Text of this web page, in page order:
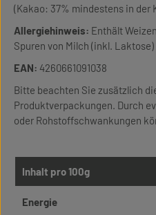
(Kakao: 37% mindestens in
Allergiehinweis: Enthält
Spuren von Milch (inkl.
EAN: 4260661091038
Bitte beachten Sie zusätzlich
Produktverpackungen. Durch
oder Rohstoffschwankungen
Inhalt pro 100g
Energie